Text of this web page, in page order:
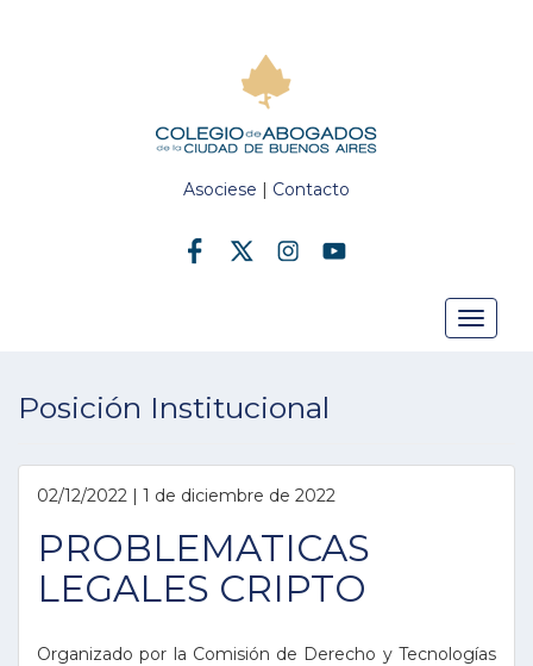
Asociese | Contacto
Toggle
Posición Institucional
02/12/2022 | 1 de diciembre de 2022
PROBLEMATICAS
LEGALES CRIPTO
Organizado por la Comisión de Derecho y Tecnologías